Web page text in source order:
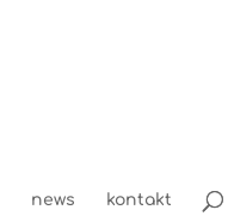
news kontakt